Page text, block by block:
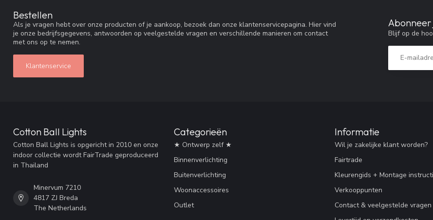
Bestellen
Als je vragen hebt over onze producten of je aankoop, bezoek dan onze klantenservicepagina. Hier vind
je onze bedrijfsgegevens, antwoorden op veelgestelde vragen en verschillende manieren om contact
met ons op te nemen.
Klantenservice
Abonneer
Blijf op de
Cotton Ball Lights
Cotton Ball Lights is opgericht in 2010 en onze
indoor collectie wordt FairTrade geproduceerd
in Thailand
Minervum 7210
4817 ZJ Breda
The Netherlands
Categorieën
★ Ontwerp zelf ★
Binnenverlichting
Buitenverlichting
Woonaccessoires
Outlet
Informatie
Wil je zakelijke klant worden?
Fairtrade
Kleurengids + Montage
Verkooppunten
Contact & veelgestelde vragen